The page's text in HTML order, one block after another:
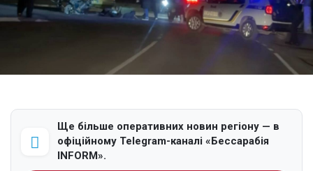
Ще більше оперативних новин регіону — в
офіційному Telegram-каналі «Бессарабія
INFORM».